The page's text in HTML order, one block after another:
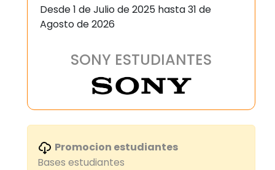
Desde 1 de Julio de 2025 hasta 31 de
Agosto de 2026
SONY ESTUDIANTES
Promocion estudiantes
Bases estudiantes